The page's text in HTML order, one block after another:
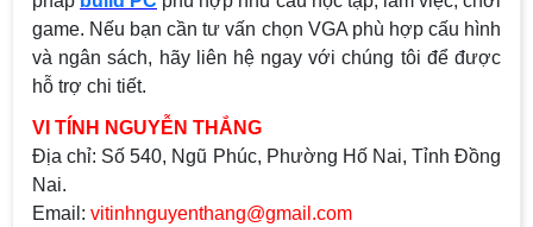
game. Nếu bạn cần tư vấn chọn VGA phù hợp cấu hình
và ngân sách, hãy liên hệ ngay với chúng tôi để được
hỗ trợ chi tiết.
VI TÍNH NGUYỄN THẮNG
Địa chỉ: Số 540, Ngũ Phúc, Phường Hố Nai, Tỉnh Đồng
Nai.
Email: vitinhnguyenthang@gmail.com